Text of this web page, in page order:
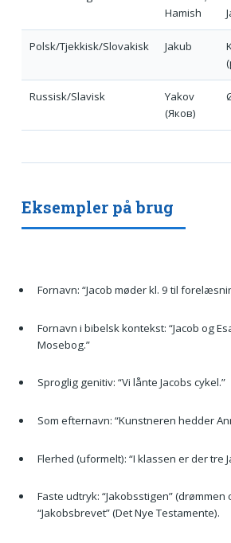
Hamish
Polsk/Tjekkisk/Slovakisk Jakub
Russisk/Slavisk
Yakov
(Яков)
Eksempler på brug
Fornavn: “Jacob møder kl. 9 til
Fornavn i bibelsk kontekst: “Jacob og
Mosebog.”
Sproglig genitiv: “Vi lånte Jacobs cykel.”
Som efternavn: “Kunstneren hedder
Flerhed (uformelt): “I klassen er der tre
Faste udtryk: “Jakobsstigen” (drømmen
“Jakobsbrevet” (Det Nye Testamente).